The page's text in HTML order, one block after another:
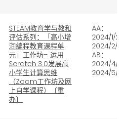
STEAM教育学与教和
评估系列：「高小增
润编程教育课程单
元」工作坊– 运用
Scratch 3.0发展高
小学生计算思维
（Zoom工作坊及网
上自学课程）〔重
办〕
AA：
2024/1/29
2024/2/19
AB：
2024/4/12
2024/5/3